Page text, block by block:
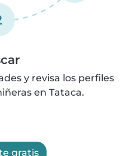
y revisa los perfiles
en Tataca.
gratis